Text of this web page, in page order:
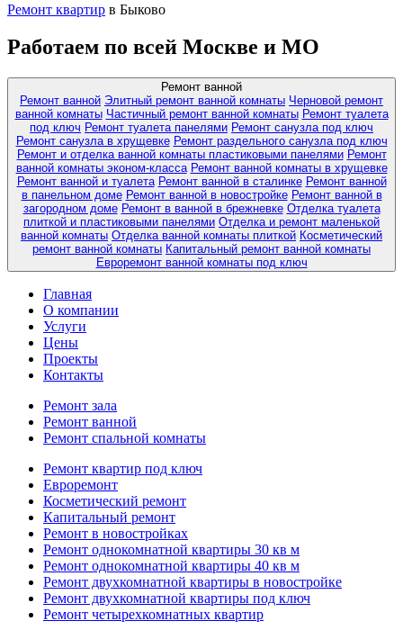
Ремонт квартир в Быково
Работаем по всей Москве и МО
Ремонт ванной
Ремонт ванной Элитный ремонт ванной комнаты Черновой ремонт
ванной комнаты Частичный ремонт ванной комнаты Ремонт туалета
под ключ Ремонт туалета панелями Ремонт санузла под ключ
Ремонт санузла в хрущевке Ремонт раздельного санузла под ключ
Ремонт и отделка ванной комнаты пластиковыми панелями Ремонт
ванной комнаты эконом-класса Ремонт ванной комнаты в хрущевке
Ремонт ванной и туалета Ремонт ванной в сталинке Ремонт ванной
в панельном доме Ремонт ванной в новостройке Ремонт ванной в
загородном доме Ремонт в ванной в брежневке Отделка туалета
плиткой и пластиковыми панелями Отделка и ремонт маленькой
ванной комнаты Отделка ванной комнаты плиткой Косметический
ремонт ванной комнаты Капитальный ремонт ванной комнаты
Евроремонт ванной комнаты под ключ
Главная
О компании
Услуги
Цены
Проекты
Контакты
Ремонт зала
Ремонт ванной
Ремонт спальной комнаты
Ремонт квартир под ключ
Евроремонт
Косметический ремонт
Капитальный ремонт
Ремонт в новостройках
Ремонт однокомнатной квартиры 30 кв м
Ремонт однокомнатной квартиры 40 кв м
Ремонт двухкомнатной квартиры в новостройке
Ремонт двухкомнатной квартиры под ключ
Ремонт четырехкомнатных квартир